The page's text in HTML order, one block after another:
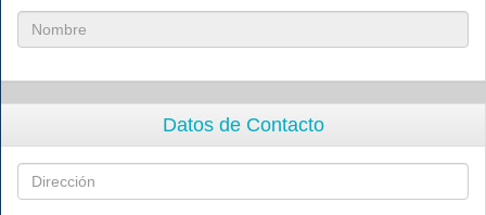
Datos de Contacto